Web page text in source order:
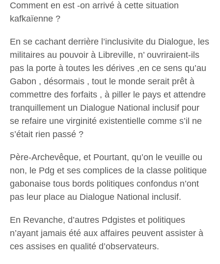
Comment en est -on arrivé à cette situation
kafkaïenne ?
En se cachant derrière l’inclusivite du Dialogue, les
militaires au pouvoir à Libreville, n’ ouvriraient-ils
pas la porte à toutes les dérives ,en ce sens qu’au
Gabon , désormais , tout le monde serait prêt à
commettre des forfaits , à piller le pays et attendre
tranquillement un Dialogue National inclusif pour
se refaire une virginité existentielle comme s’il ne
s’était rien passé ?
Père-Archevêque, et Pourtant, qu’on le veuille ou
non, le Pdg et ses complices de la classe politique
gabonaise tous bords politiques confondus n’ont
pas leur place au Dialogue National inclusif.
En Revanche, d’autres Pdgistes et politiques
n’ayant jamais été aux affaires peuvent assister à
ces assises en qualité d’observateurs.